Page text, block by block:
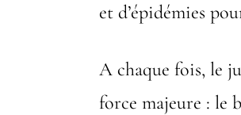
et d’épidémies
A chaque fois, le
force majeure : le